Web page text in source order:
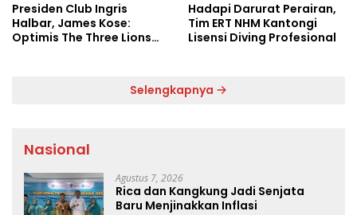
Presiden Club Ingris
Halbar, James Kose:
Optimis The Three Lions
Hadapi Darurat Perairan,
Tim ERT NHM Kantongi
Lisensi Diving Profesional
Selengkapnya
Nasional
Agustus 7, 2026
Rica dan Kangkung Jadi Senjata
Baru Menjinakkan Inflasi